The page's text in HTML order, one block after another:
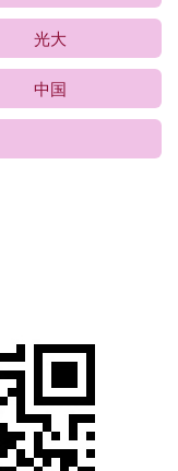
光大
中国